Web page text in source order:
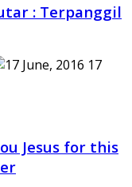
: Terpanggil
17
Jesus for this